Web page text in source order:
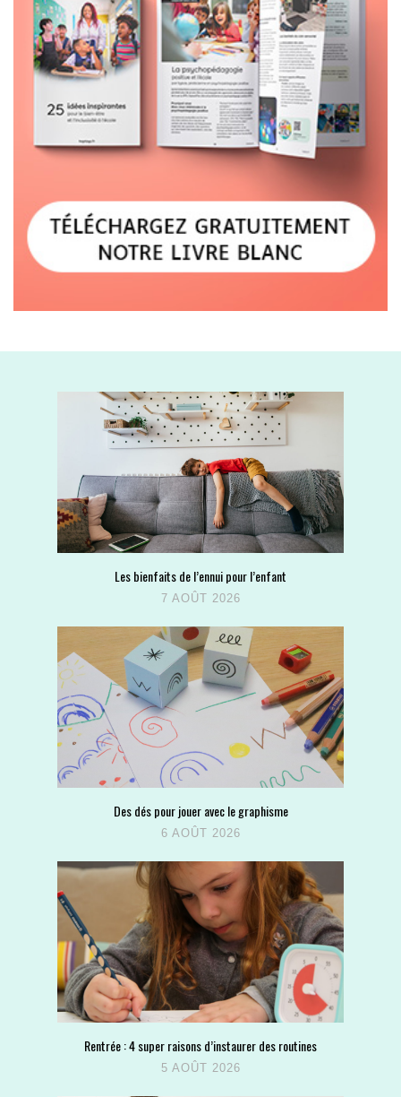
Les bienfaits de l’ennui pour l’enfant
7 AOÛT 2026
Des dés pour jouer avec le graphisme
6 AOÛT 2026
Rentrée : 4 super raisons d’instaurer des routines
5 AOÛT 2026